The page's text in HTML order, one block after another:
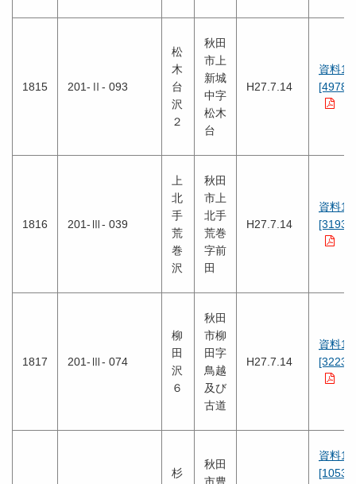
1815 201-Ⅱ- 093
松
木
台
沢
２
秋田
市上
新城
中字
松木
台
H27.7.14
資料1
1816 201-Ⅲ- 039
上
北
手
荒
巻
沢
秋田
市上
北手
荒巻
字前
田
H27.7.14
資料1
1817 201-Ⅲ- 074
柳
田
沢
６
秋田
市柳
田字
鳥越
及び
古道
H27.7.14
資料1
杉
秋田
資料1